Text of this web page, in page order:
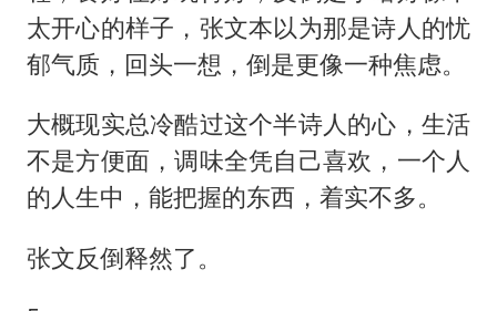
太开心的样子，张文本以为那是诗人的忧
郁气质，回头一想，倒是更像一种焦虑。
大概现实总冷酷过这个半诗人的心，生活
不是方便面，调味全凭自己喜欢，一个人
的人生中，能把握的东西，着实不多。
张文反倒释然了。